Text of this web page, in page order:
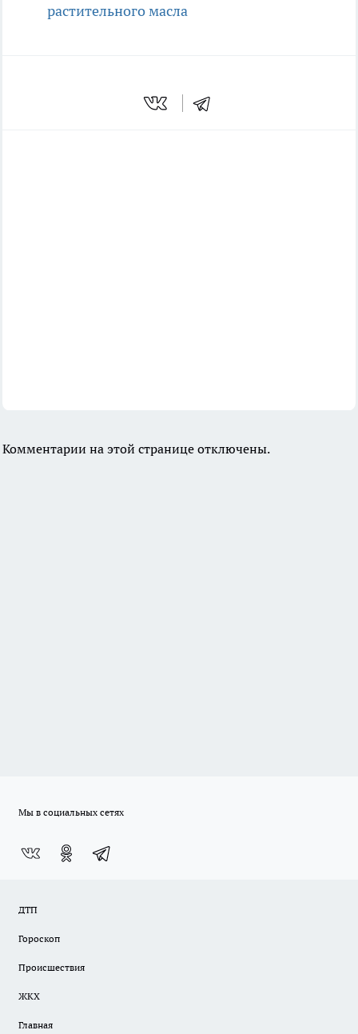
растительного масла
Комментарии на этой странице отключены.
Мы в социальных сетях
ДТП
Гороскоп
Происшествия
ЖКХ
Главная